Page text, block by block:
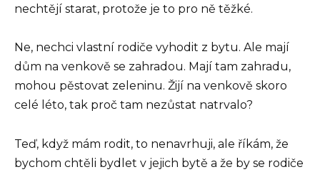
nechtějí starat, protože je to pro ně těžké.
Ne, nechci vlastní rodiče vyhodit z bytu. Ale mají
dům na venkově se zahradou. Mají tam zahradu,
mohou pěstovat zeleninu. Žijí na venkově skoro
celé léto, tak proč tam nezůstat natrvalo?
Teď, když mám rodit, to nenavrhuji, ale říkám, že
bychom chtěli bydlet v jejich bytě a že by se rodiče